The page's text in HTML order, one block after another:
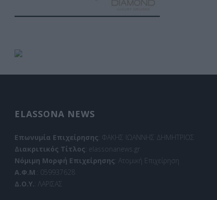
ELASSONA NEWS
Επωνυμία Επιχείρησης: ΦΑΚΗΣ ΙΩΑΝΝΗΣ ΔΗΜΗΤΡΙΟΣ
Διακριτικός Τίτλος: elassonanews.gr
Νόμιμη Μορφή Επιχείρησης: Ατομική Επιχείρηση
Α.Φ.Μ .: 059937628
Δ.Ο.Υ.: ΛΑΡΙΣΑΣ